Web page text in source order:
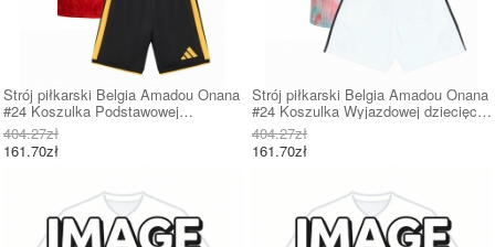
Strój piłkarski Belgia Amadou Onana
#24 Koszulka Podstawowej
dziecięce MŚ 2026 Krótki Rękaw (+
Krótkie spodenki)
404.27zł
161.70zł
Strój piłkarski Belgia Amadou Onana
#24 Koszulka Wyjazdowej dziecięce
MŚ 2026 Krótki Rękaw (+ Krótkie
spodenki)
404.27zł
161.70zł